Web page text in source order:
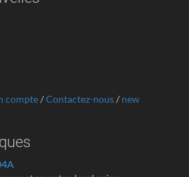
compte/Contactez-nous/ new